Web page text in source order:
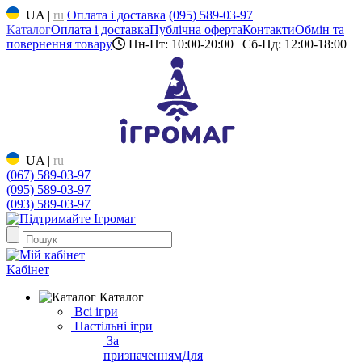
UA | ru Оплата і доставка (095) 589-03-97
КаталогОплата і доставкаПублічна офертаКонтактиОбмін та
повернення товару
Пн-Пт: 10:00-20:00 | Сб-Нд: 12:00-18:00
UA | ru
(067) 589-03-97
(095) 589-03-97
(093) 589-03-97
Кабінет
Каталог
Всі ігри
Настільні ігри
За
призначеннямДля